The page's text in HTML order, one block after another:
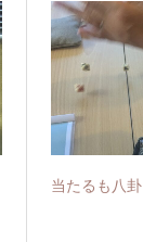
当たるも八卦